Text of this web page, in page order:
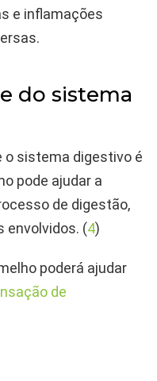
e inflamações
do sistema
o sistema digestivo é
pode ajudar a
de digestão,
envolvidos. (4)
poderá ajudar
de